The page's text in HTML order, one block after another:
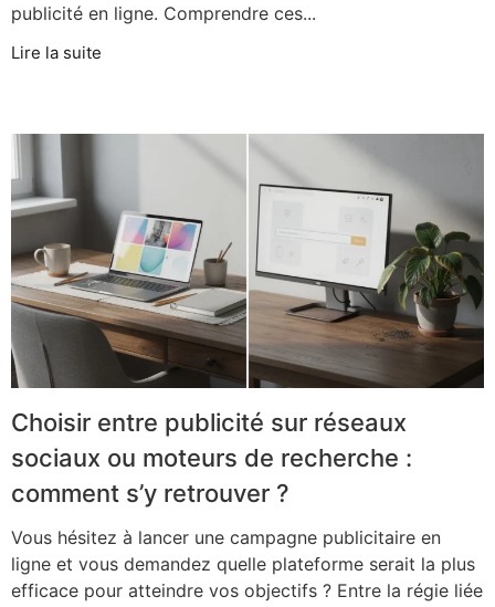
publicité en ligne. Comprendre ces...
Lire la suite
Choisir entre publicité sur réseaux
sociaux ou moteurs de recherche :
comment s’y retrouver ?
Vous hésitez à lancer une campagne publicitaire en
ligne et vous demandez quelle plateforme serait la plus
efficace pour atteindre vos objectifs ? Entre la régie liée